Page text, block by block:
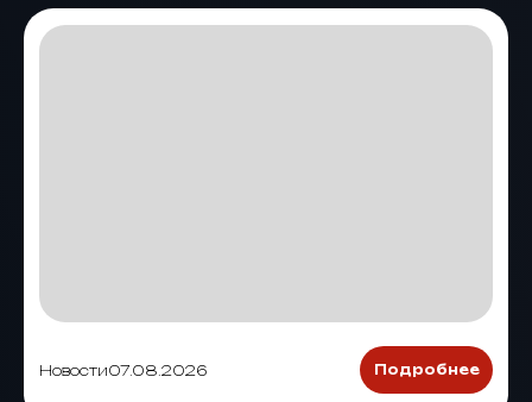
Новости07.08.2026 Подробнее